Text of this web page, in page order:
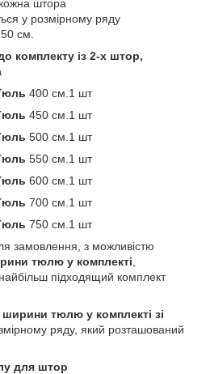
штора
у розмірному ряду
см.
комплекту із 2-х штор,
400 см.1 шт
450 см.1 шт
500 см.1 шт
550 см.1 шт
600 см.1 шт
700 см.1 шт
750 см.1 шт
замовлення, з можливістю
тюлю у комплекті
підходящий комплект
ширини тюлю у комплекті зі
ряду, який розташований
для штор